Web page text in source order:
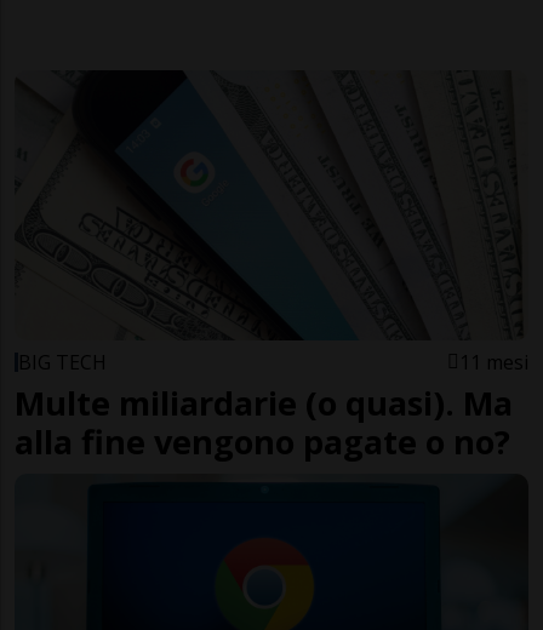
BIG TECH 11 mesi
Multe miliardarie (o quasi). Ma
alla fine vengono pagate o no?